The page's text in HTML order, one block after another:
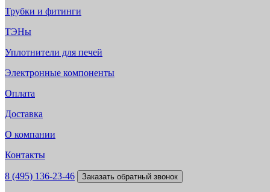
Трубки и фитинги
ТЭНы
Уплотнители для печей
Электронные компоненты
Оплата
Доставка
О компании
Контакты
8 (495) 136-23-46 Заказать обратный звонок